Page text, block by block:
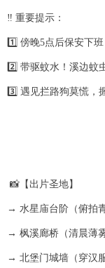
‼️ 重要提示：
1️⃣ 傍晚5点后保安下
2️⃣ 带驱蚊水！溪边蚊
3️⃣ 遇见拦路狗莫慌，
📸【出片圣地】
→ 水星庙台阶（俯拍
→ 枫溪廊桥（清晨薄
→ 北堡门城墙（穿汉